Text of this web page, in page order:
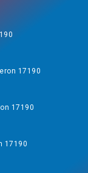
17190
17190
17190